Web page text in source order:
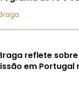
reflete
em Portugal